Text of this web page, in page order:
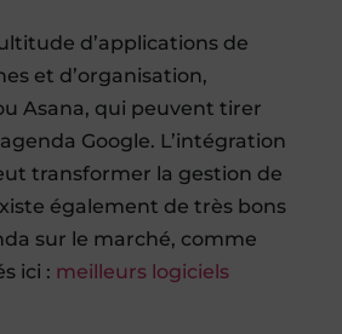
d’applications de
et d’organisation,
Asana, qui peuvent tirer
Google. L’intégration
transformer la gestion de
également de très bons
sur le marché, comme
ici : meilleurs logiciels